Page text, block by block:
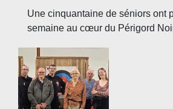
Une cinquantaine de séniors ont
semaine au cœur du Périgord